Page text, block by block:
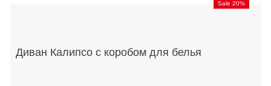
Sale 20%
Диван Калипсо с коробом для белья